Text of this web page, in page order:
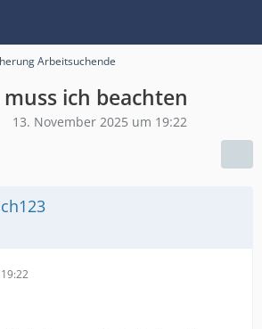
Arbeitsuchende
muss ich beachten
13. November 2025 um 19:22